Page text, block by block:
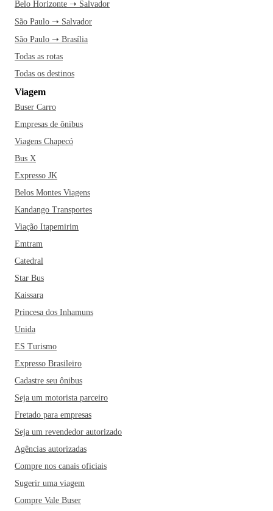
Belo Horizonte ➝ Salvador
São Paulo ➝ Salvador
São Paulo ➝ Brasília
Todas as rotas
Todas os destinos
Viagem
Buser Carro
Empresas de ônibus
Viagens Chapecó
Bus X
Expresso JK
Belos Montes Viagens
Kandango Transportes
Viação Itapemirim
Emtram
Catedral
Star Bus
Kaissara
Princesa dos Inhamuns
Unida
ES Turismo
Expresso Brasileiro
Cadastre seu ônibus
Seja um motorista parceiro
Fretado para empresas
Seja um revendedor autorizado
Agências autorizadas
Compre nos canais oficiais
Sugerir uma viagem
Compre Vale Buser